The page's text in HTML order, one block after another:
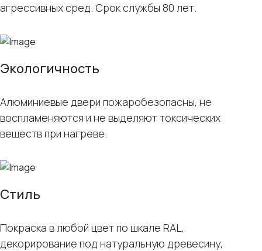
агрессивных сред. Срок службы 80 лет.
Экологичность
Алюминиевые двери пожаробезопасны, не
воспламеняются и не выделяют токсических
веществ при нагреве.
Стиль
Покраска в любой цвет по шкале RAL,
декорирование под натуральную древесину,